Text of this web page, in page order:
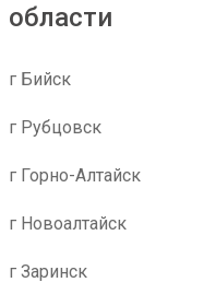
области
г Бийск
г Рубцовск
г Горно-Алтайск
г Новоалтайск
г Заринск